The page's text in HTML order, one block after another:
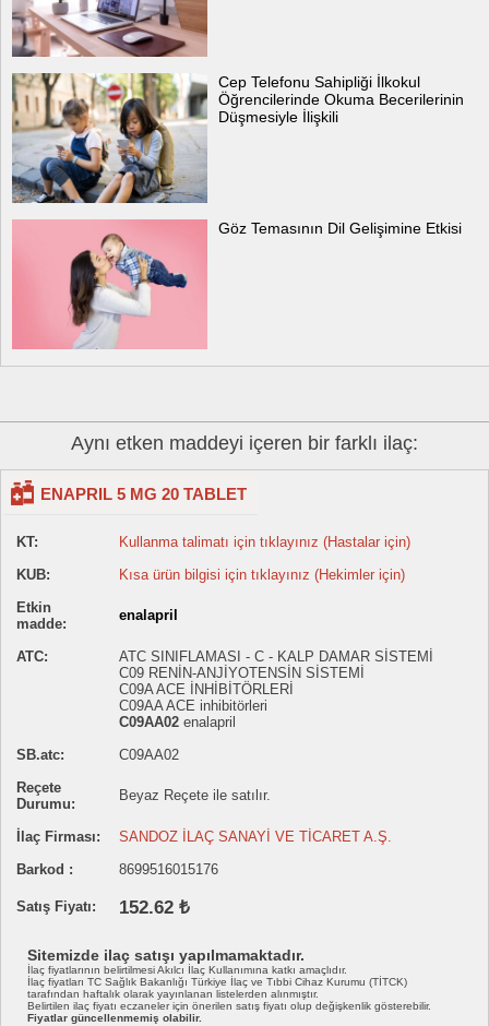
Cep Telefonu Sahipliği İlkokul
Öğrencilerinde Okuma Becerilerinin
Düşmesiyle İlişkili
Göz Temasının Dil Gelişimine Etkisi
Aynı etken maddeyi içeren bir farklı ilaç:
ENAPRIL 5 MG 20 TABLET
KT:
Kullanma talimatı için tıklayınız (Hastalar için)
KUB:
Kısa ürün bilgisi için tıklayınız (Hekimler için)
Etkin
madde:
enalapril
ATC:
ATC SINIFLAMASI - C - KALP DAMAR SİSTEMİ
C09 RENİN-ANJİYOTENSİN SİSTEMİ
C09A ACE İNHİBİTÖRLERİ
C09AA ACE inhibitörleri
C09AA02 enalapril
SB.atc:
C09AA02
Reçete
Durumu:
Beyaz Reçete ile satılır.
İlaç Firması:
SANDOZ İLAÇ SANAYİ VE TİCARET A.Ş.
Barkod :
8699516015176
Satış Fiyatı: 152.62 ₺
Sitemizde ilaç satışı yapılmamaktadır.
İlaç fiyatlarının belirtilmesi Akılcı İlaç Kullanımına katkı amaçlıdır.
İlaç fiyatları TC Sağlık Bakanlığı Türkiye İlaç ve Tıbbi Cihaz Kurumu (TİTCK)
tarafından haftalık olarak yayınlanan listelerden alınmıştır.
Belirtilen ilaç fiyatı eczaneler için önerilen satış fiyatı olup değişkenlik gösterebilir.
Fiyatlar güncellenmemiş olabilir.